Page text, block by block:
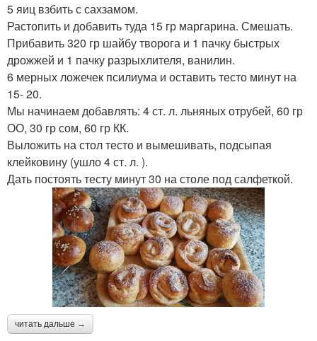
5 яиц взбить с сахзамом.
Растопить и добавить туда 15 гр маргарина. Смешать.
Прибавить 320 гр шайбу творога и 1 пачку быстрых
дрожжей и 1 пачку разрыхлителя, ванилин.
6 мерных ложечек псилиума и оставить тесто минут на
15- 20.
Мы начинаем добавлять: 4 ст. л. льняных отрубей, 60 гр
ОО, 30 гр сом, 60 гр КК.
Выложить на стол тесто и вымешивать, подсыпая
клейковину (ушло 4 ст. л. ).
Дать постоять тесту минут 30 на столе под салфеткой.
читать дальше →